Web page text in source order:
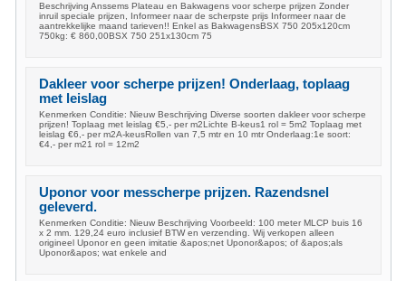
Beschrijving Anssems Plateau en Bakwagens voor scherpe prijzen Zonder
inruil speciale prijzen, Informeer naar de scherpste prijs Informeer naar de
aantrekkelijke maand tarieven!! Enkel as BakwagensBSX 750 205x120cm
750kg: € 860,00BSX 750 251x130cm 75
Dakleer voor scherpe prijzen! Onderlaag, toplaag
met leislag
Kenmerken Conditie: Nieuw Beschrijving Diverse soorten dakleer voor scherpe
prijzen! Toplaag met leislag €5,- per m2Lichte B-keus1 rol = 5m2 Toplaag met
leislag €6,- per m2A-keusRollen van 7,5 mtr en 10 mtr Onderlaag:1e soort:
€4,- per m21 rol = 12m2
Uponor voor messcherpe prijzen. Razendsnel
geleverd.
Kenmerken Conditie: Nieuw Beschrijving Voorbeeld: 100 meter MLCP buis 16
x 2 mm. 129,24 euro inclusief BTW en verzending. Wij verkopen alleen
origineel Uponor en geen imitatie &apos;net Uponor&apos; of &apos;als
Uponor&apos; wat enkele and